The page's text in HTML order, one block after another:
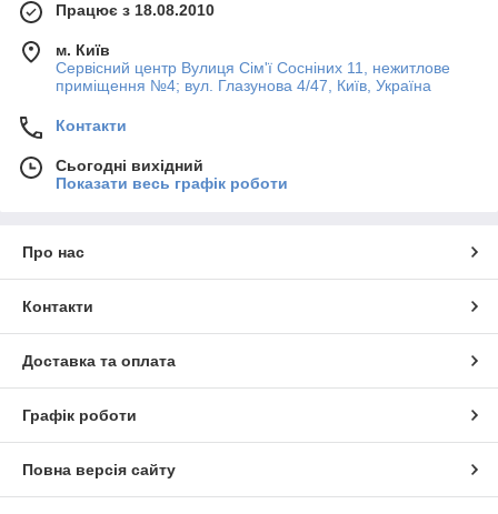
Працює з 18.08.2010
м. Київ
Сервісний центр Вулиця Сім'ї Сосніних 11, нежитлове
приміщення №4; вул. Глазунова 4/47, Київ, Україна
Контакти
Сьогодні вихідний
Показати весь графік роботи
Про нас
Контакти
Доставка та оплата
Графік роботи
Повна версія сайту